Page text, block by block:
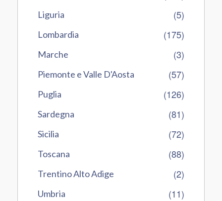
Liguria (5)
Lombardia (175)
Marche (3)
Piemonte e Valle D'Aosta (57)
Puglia (126)
Sardegna (81)
Sicilia (72)
Toscana (88)
Trentino Alto Adige (2)
Umbria (11)